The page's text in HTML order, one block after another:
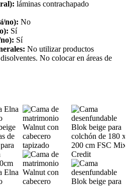
láminas contrachapado
no): No
Sí
Sí
No utilizar productos
No colocar en áreas de